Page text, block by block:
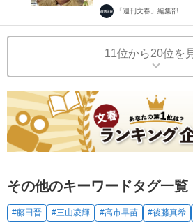
「週刊文春」編集部
11位から20位を
その他のキーワードタグ一覧
#藤田晋 #三山凌輝 #高市早苗 #後藤真希